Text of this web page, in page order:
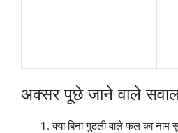
अक्सर पूछे जाने वाले
क्या बिना गुठली वाले फल का नाम